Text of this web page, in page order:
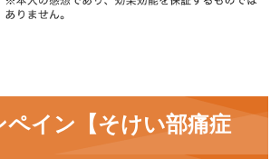
ペイン【そけい部痛症